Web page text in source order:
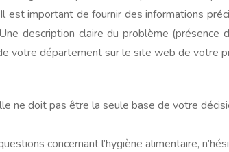
important de fournir des informations
description claire du problème (présence
votre département sur le site web de votre
ne doit pas être la seule base de votre
concernant l’hygiène alimentaire,